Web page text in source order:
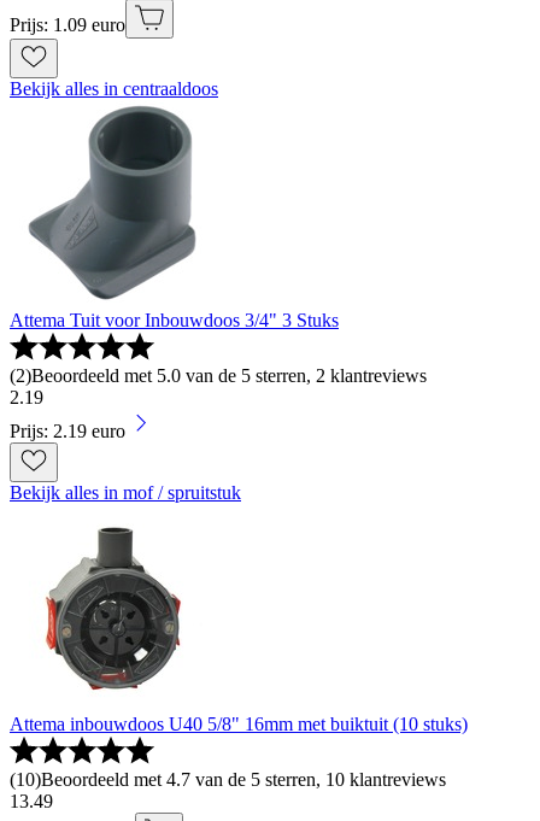
Prijs: 1.09 euro
Bekijk alles in centraaldoos
Attema Tuit voor Inbouwdoos 3/4" 3 Stuks
(2)Beoordeeld met 5.0 van de 5 sterren, 2 klantreviews
2.19
Prijs: 2.19 euro
Bekijk alles in mof / spruitstuk
Attema inbouwdoos U40 5/8" 16mm met buiktuit (10 stuks)
(10)Beoordeeld met 4.7 van de 5 sterren, 10 klantreviews
13.49